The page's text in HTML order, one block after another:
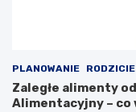
PLANOWANIE
Zaległe alimenty
Alimentacyjny –